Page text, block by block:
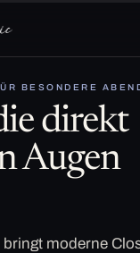
BESONDERE
direkt
Augen
moderne